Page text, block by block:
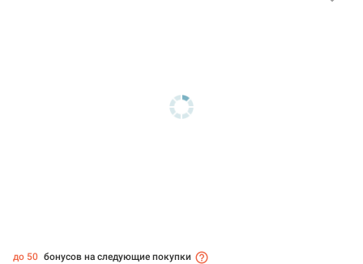
до 50 бонусов на следующие покупки